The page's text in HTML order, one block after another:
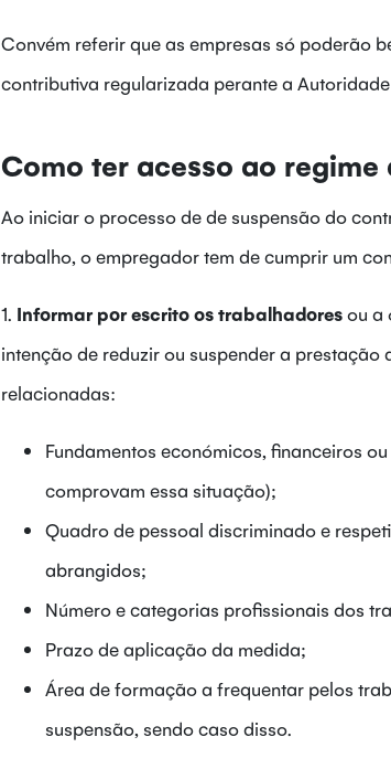
Convém referir que as empresas só poderão
contributiva regularizada perante a
Como ter acesso ao
Ao iniciar o processo de de suspensão do
trabalho, o empregador tem de cumprir um
1. Informar por escrito os trabalhadoresou a
intenção de reduzir ou suspender a
relacionadas:
Fundamentos económicos, financeiros
comprovam essa situação);
Quadro de pessoal discriminado e
abrangidos;
Número e categorias profissionais dos
Prazo de aplicação da medida;
Área de formação a frequentar pelos
suspensão, sendo caso disso.